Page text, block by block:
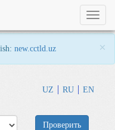
new.cctld.uz ×
UZ RU EN
Toggle
Проверить